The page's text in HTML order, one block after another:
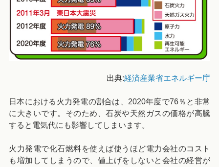
出典:経済産業省エネルギー庁
日本における火力発電の割合は、2020年度で76％と非常
に大きいです。そのため、石炭や天然ガスの価格が高騰
すると電気代にも影響してしまいます。
火力発電で化石燃料を使えば使うほど電力会社のコスト
も増加してしまうので、値上げをしないと会社の経営が